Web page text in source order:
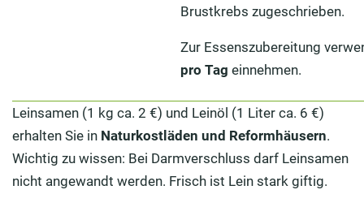
Brustkrebs zugeschrieben.
Zur Essenszubereitung
pro Tag einnehmen.
Leinsamen (1 kg ca. 2 €) und Leinöl (1 Liter ca. 6 €)
erhalten Sie in Naturkostläden und Reformhäusern.
Wichtig zu wissen: Bei Darmverschluss darf Leinsamen
nicht angewandt werden. Frisch ist Lein stark giftig.